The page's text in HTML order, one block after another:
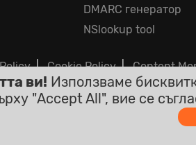
DMARC генератор
NSlookup tool
|Cookie Policy|Content
Всички
ви! Използваме
"Accept All", вие се